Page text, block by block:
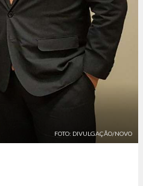
FOTO: DIVULGAÇÃO/NOVO